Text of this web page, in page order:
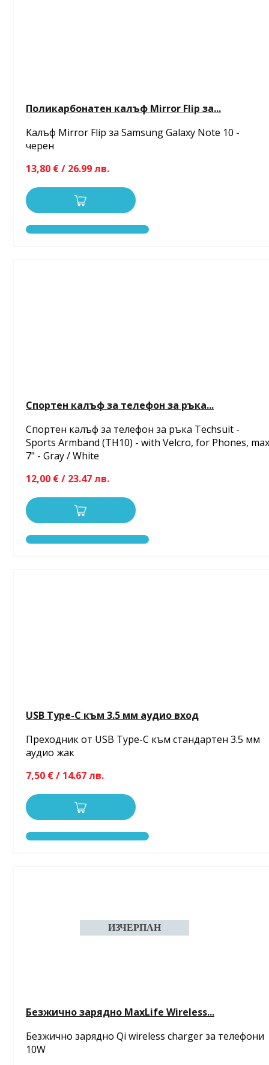
Поликарбонатен калъф Mirror Flip за...
Kалъф Mirror Flip за Samsung Galaxy Note 10 -
черен
13,80 € / 26.99 лв.
Спортен калъф за телефон за ръка...
Спортен калъф за телефон за ръка Techsuit -
Sports Armband (TH10) - with Velcro, for Phones, max
7" - Gray / White
12,00 € / 23.47 лв.
USB Type-C към 3.5 мм аудио вход
Преходник от USB Type-C към стандартен 3.5 мм
аудио жак
7,50 € / 14.67 лв.
Безжично зарядно MaxLife Wireless...
Безжично зарядно Qi wireless charger за телефони
10W